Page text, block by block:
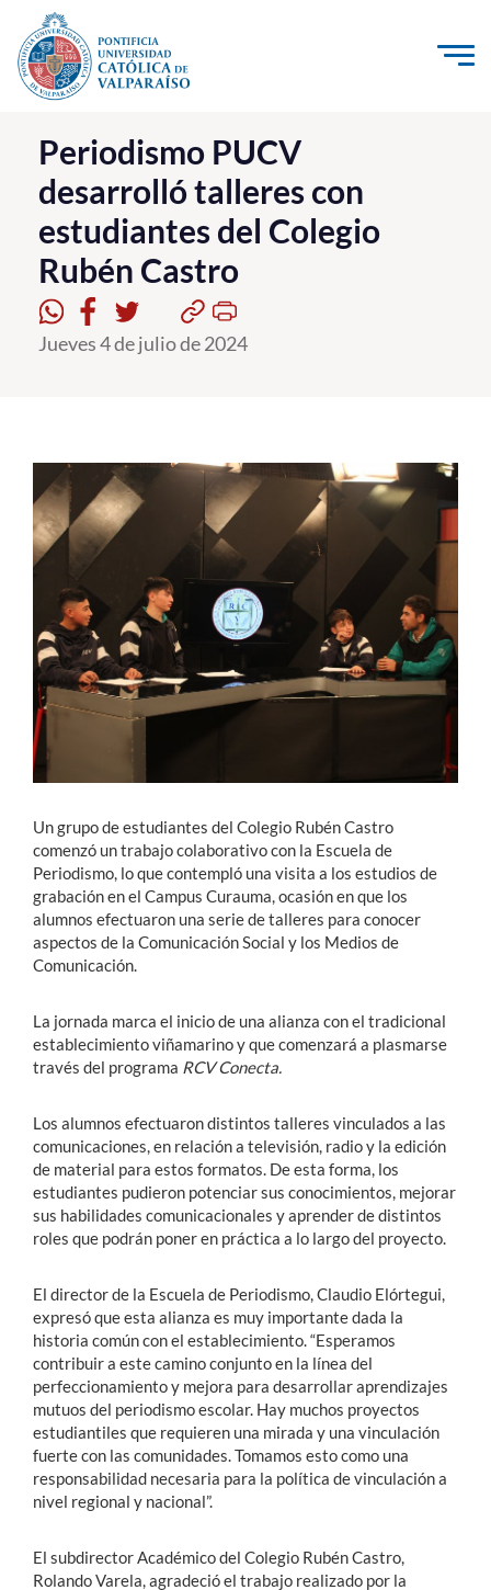
Click acá para ir directamente al contenido
La Universidad
Investigación, Creación e Innovación
PUCV Internacional
Vinculación con el Medio
Admisión
Formación Continua
Estudiantes
Académicos
Funcionarios
Alumni
English
Periodismo PUCV
desarrolló talleres con
estudiantes del Colegio
Rubén Castro
Jueves 4 de julio de 2024
Un grupo de estudiantes del Colegio Rubén Castro
comenzó un trabajo colaborativo con la Escuela de
Periodismo, lo que contempló una visita a los estudios de
grabación en el Campus Curauma, ocasión en que los
alumnos efectuaron una serie de talleres para conocer
aspectos de la Comunicación Social y los Medios de
Comunicación.
La jornada marca el inicio de una alianza con el tradicional
establecimiento viñamarino y que comenzará a plasmarse
través del programa RCV Conecta.
Los alumnos efectuaron distintos talleres vinculados a las
comunicaciones, en relación a televisión, radio y la edición
de material para estos formatos. De esta forma, los
estudiantes pudieron potenciar sus conocimientos, mejorar
sus habilidades comunicacionales y aprender de distintos
roles que podrán poner en práctica a lo largo del proyecto.
El director de la Escuela de Periodismo, Claudio Elórtegui,
expresó que esta alianza es muy importante dada la
historia común con el establecimiento. “Esperamos
contribuir a este camino conjunto en la línea del
perfeccionamiento y mejora para desarrollar aprendizajes
mutuos del periodismo escolar. Hay muchos proyectos
estudiantiles que requieren una mirada y una vinculación
fuerte con las comunidades. Tomamos esto como una
responsabilidad necesaria para la política de vinculación a
nivel regional y nacional”.
El subdirector Académico del Colegio Rubén Castro,
Rolando Varela, agradeció el trabajo realizado por la